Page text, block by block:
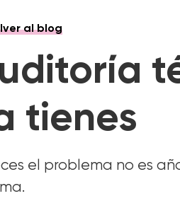
al blog
tienes
el problema no es